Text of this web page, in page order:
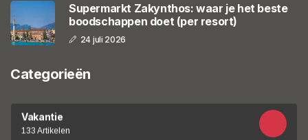
Supermarkt Zakynthos: waar je het beste
boodschappen doet (per resort)
24 juli 2026
Categorieën
Vakantie
133 Artikelen